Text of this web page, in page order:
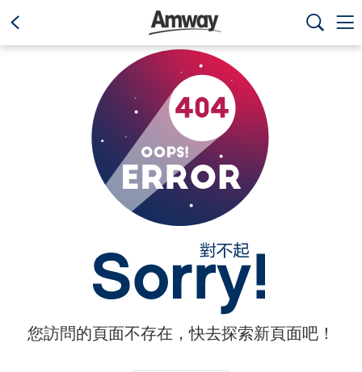
 

您訪問的頁面不存在，快去探索新頁面吧！